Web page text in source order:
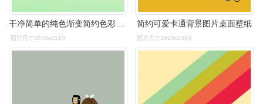
干净简单的纯色渐变简约色彩背景,色彩背景-回车桌面
图片尺寸3840x2160
简约可爱卡通背景图片桌面壁纸
图片尺寸1920x1080